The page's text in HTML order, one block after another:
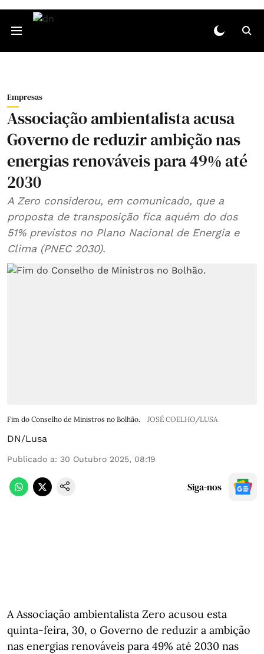
Empresas
Associação ambientalista acusa
Governo de reduzir ambição nas
energias renováveis para 49% até
2030
A Zero considerou, em comunicado, que a
proposta de transposição fica aquém do dos
51% previstos no Plano Nacional de Energia e
Clima (PNEC 2030).
Fim do Conselho de Ministros no Bolhão. JOSÉ COELHO/LUSA
DN/Lusa
Publicado a: 30 Outubro 2025, 08:19
Siga-nos
A Associação ambientalista Zero acusou esta
quinta-feira, 30, o Governo de reduzir a ambição
nas energias renováveis para 49% até 2030 nas